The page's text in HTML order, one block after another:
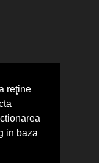
reţine
in baza